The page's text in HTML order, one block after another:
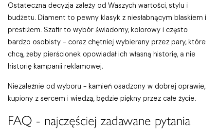
Ostateczna decyzja zależy od Waszych wartości, stylu i
budżetu. Diament to pewny klasyk z niesłabnącym blaskiem i
prestiżem. Szafir to wybór świadomy, kolorowy i często
bardzo osobisty - coraz chętniej wybierany przez pary, które
chcą, żeby pierścionek opowiadał ich własną historię, a nie
historię kampanii reklamowej.
Niezależnie od wyboru - kamień osadzony w dobrej oprawie,
kupiony z sercem i wiedzą, będzie piękny przez całe życie.
FAQ - najczęściej zadawane pytania